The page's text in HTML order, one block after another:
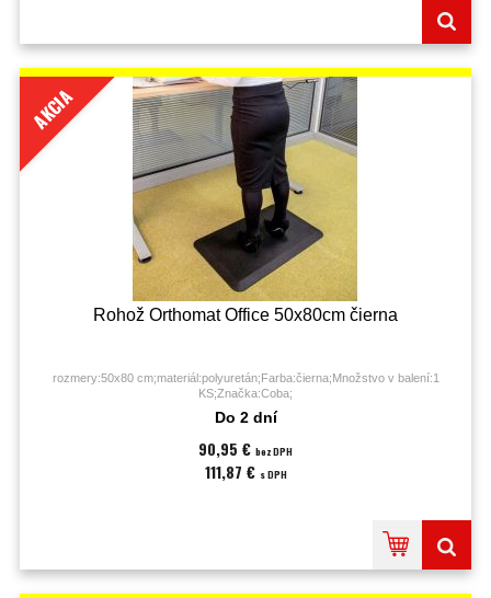
AKCIA
Rohož Orthomat Office 50x80cm čierna
rozmery:50x80 cm;materiál:polyuretán;Farba:čierna;Množstvo v balení:1
KS;Značka:Coba;
Do 2 dní
90,95 € bez DPH
111,87 € s DPH